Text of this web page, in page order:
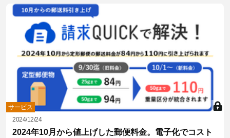
サービス
2024/12/24
2024年10月から値上げした郵便料金。電子化でコスト